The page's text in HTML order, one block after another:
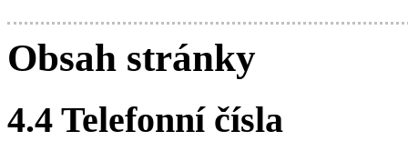
Obsah stránky
4.4 Telefonní čísla